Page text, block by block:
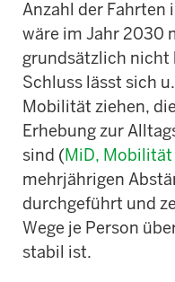
Anzahl der
wäre im Jahr 2030
grundsätzlich nicht
Schluss lässt sich
Mobilität ziehen,
Erhebung zur
sind (MiD,
mehrjährigen
durchgeführt und
Wege je Person
stabil ist.